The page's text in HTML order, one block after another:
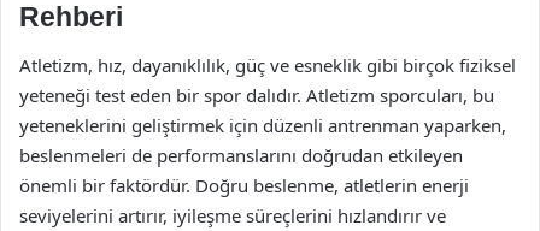
Rehberi
Atletizm, hız, dayanıklılık, güç ve esneklik gibi birçok fiziksel
yeteneği test eden bir spor dalıdır. Atletizm sporcuları, bu
yeteneklerini geliştirmek için düzenli antrenman yaparken,
beslenmeleri de performanslarını doğrudan etkileyen
önemli bir faktördür. Doğru beslenme, atletlerin enerji
seviyelerini artırır, iyileşme süreçlerini hızlandırır ve